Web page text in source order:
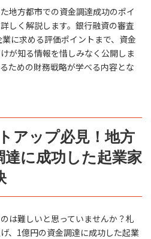
地方都市での資金調達成功のポイ
しく解説します。銀行融資の審査
に求める評価ポイントまで、資金
が知る情報を惜しみなく公開しま
ための財務戦略が学べる内容とな
アップ必見！地方
達に成功した起業家
は難しいと思っていませんか？札
、1億円の資金調達に成功した起業